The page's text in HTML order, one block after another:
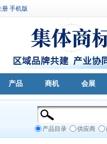
册 手机版
产品 商机 会展
产品目录 供应商